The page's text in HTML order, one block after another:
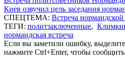
Киев озвучил цель заседания
СПЕЦТЕМА: Встреча нормандской
ТЕГИ: политзаключенные,
нормандская встреча
Если вы заметили ошибку,
нажмите Ctrl+Enter, чтобы